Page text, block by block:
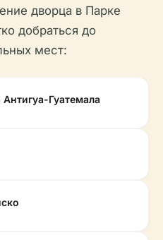
дворца в Парке
добраться до
мест:
Гуатемала